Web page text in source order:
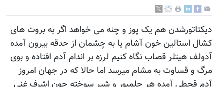
دیکتاتورشدن هم یک پوز و چنه می خواهد اگر به بروت های
کشال استالین خون آشام یا به چشمان از حدقه بیرون آمده
آدولف هیتلر قصاب نگاه کنیم لرزه بر اندام آدم افتاده و بوی
مرگ و قساوت به مشام میرسد اما حالا که در جهان امروز
آدم قحطی آمده هر جلمبور و شیر سوخته چون اشرف غنی